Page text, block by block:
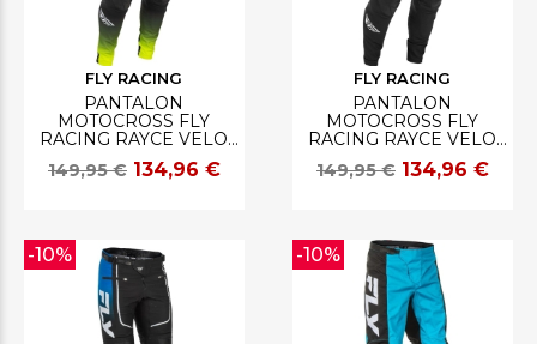
FLY RACING
PANTALON
MOTOCROSS FLY
RACING RAYCE VELO
LIME/NOIR/BLANC
149,95 € 134,96 €
FLY RACING
PANTALON
MOTOCROSS FLY
RACING RAYCE VELO
NOIR/BLANC
149,95 € 134,96 €
-10% -10%